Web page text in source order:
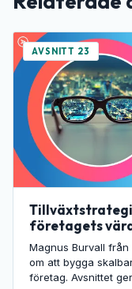
AVSNITT 23
företagets
Magnus Burvall
om att bygga
företag. Avsnittet